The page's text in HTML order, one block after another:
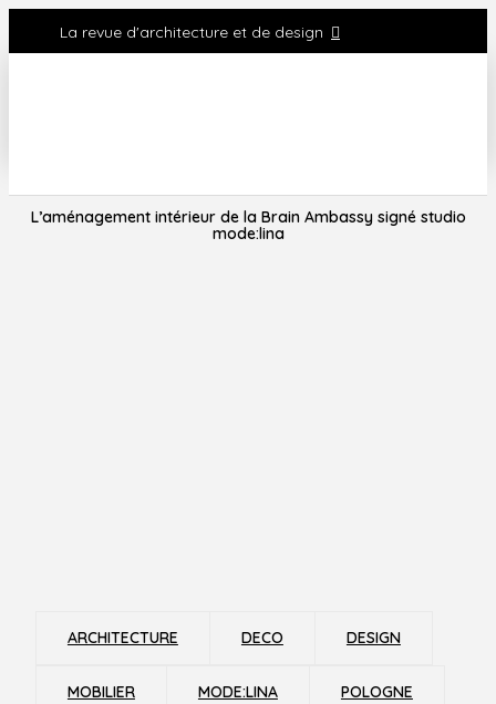
La revue d'architecture et de design
L’aménagement intérieur de la Brain Ambassy signé studio
mode:lina
ARCHITECTURE DECO DESIGN
MOBILIER MODE:LINA POLOGNE